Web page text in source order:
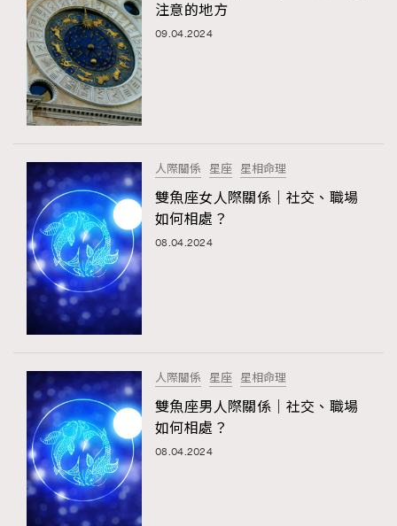
注意的地方
09.04.2024
人際關係 星座 星相命理
雙魚座女人際關係｜社交、職場
如何相處？
08.04.2024
人際關係 星座 星相命理
雙魚座男人際關係｜社交、職場
如何相處？
08.04.2024